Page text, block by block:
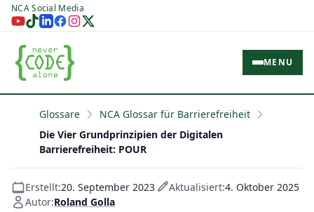
NCA Social Media
MENU
Glossare
NCA Glossar für Barrierefreiheit
Die Vier Grundprinzipien der Digitalen
Barrierefreiheit: POUR
Erstellt:20. September 2023 Aktualisiert:4. Oktober 2025
Autor:Roland Golla